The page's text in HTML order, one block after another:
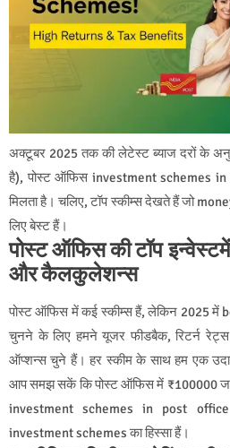
अक्टूबर 2025 तक की लेटेस्ट ब्याज दरों के
है), पोस्ट ऑफिस investment schemes
मिलता है। चलिए, टॉप स्कीम्स देखते हैं जो
लिए बेस्ट हैं।
पोस्ट ऑफिस की टॉप
और कैलकुलेशन्स
पोस्ट ऑफिस में कई स्कीम्स हैं, लेकिन 2025
चुनने के लिए हमने यूजर फीडबैक, रिटर्न रेट्स
ऑप्शन्स चुने हैं। हर स्कीम के साथ हम एक
आप समझ सकें कि पोस्ट ऑफिस में ₹100000
investment schemes in post
investment schemes का हिस्सा हैं।